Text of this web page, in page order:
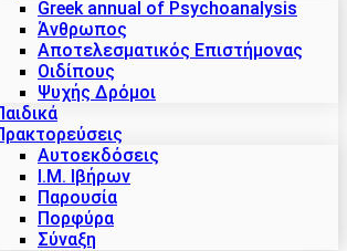
Greek annual of Psychoanalysis
Άνθρωπος
Αποτελεσματικός Επιστήμονας
Οιδίπους
Ψυχής Δρόμοι
Αυτοεκδόσεις
Ι.Μ. Ιβήρων
Παρουσία
Πορφύρα
Σύναξη